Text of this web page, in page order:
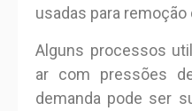
usadas para
Alguns processos
ar com pressões
demanda pode ser